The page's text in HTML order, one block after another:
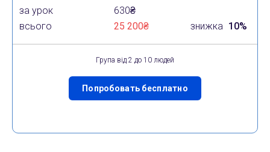
за урок
630₴
всього
25 200₴ знижка 10%
Група від 2 до 10 людей
Попробовать бесплатно